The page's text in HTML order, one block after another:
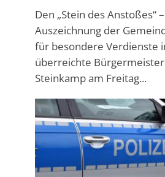
Den „Stein des Anstoßes“
Auszeichnung der
für besondere Verdienste
überreichte
Steinkamp am Freitag...